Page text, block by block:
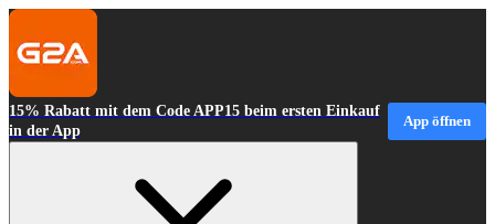
15% Rabatt mit dem Code APP15 beim ersten Einkauf
in der App
App öffnen